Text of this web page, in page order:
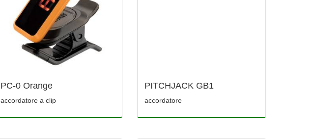
PC-0 Orange
accordatore a clip
PITCHJACK GB1
accordatore